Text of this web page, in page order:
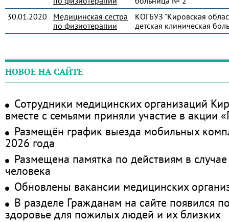
30.01.2020
Медицинская сестра
по физиотерапии
КОГБУЗ "Кировская
детская клиническая
НОВОЕ НА САЙТЕ
Сотрудники медицинских организаций
вместе с семьями приняли участие в акции
Размещён график выезда мобильных
2026 года
Размещена памятка по действиям в
человека
Обновлены вакансии медицинских
В разделе Гражданам на сайте появился
здоровье для пожилых людей и их близких